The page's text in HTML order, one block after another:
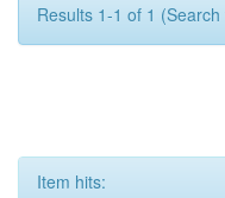
Results 1-1 of 1
Item hits: